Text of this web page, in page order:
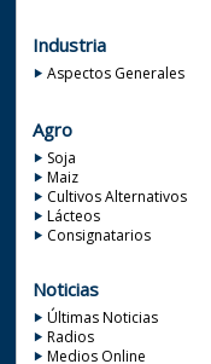
Industria
Aspectos Generales
Agro
Soja
Maiz
Cultivos Alternativos
Lácteos
Consignatarios
Noticias
Últimas Noticias
Radios
Medios Online